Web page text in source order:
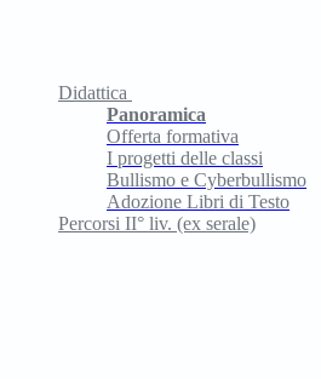
Didattica
Panoramica
Offerta formativa
I progetti delle classi
Bullismo e Cyberbullismo
Adozione Libri di Testo
Percorsi II° liv. (ex serale)